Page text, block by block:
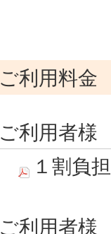
ご利用料金
ご利用者様
１割負
ご利用者様